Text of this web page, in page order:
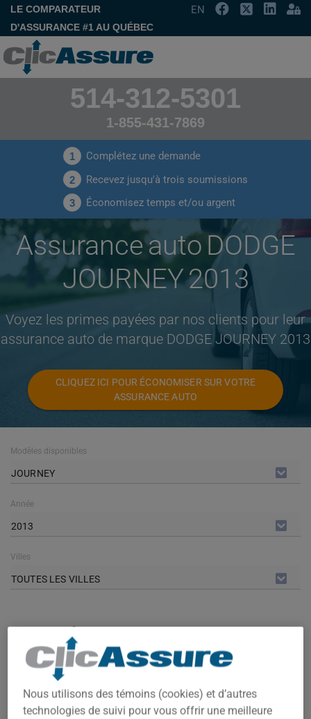
LE COMPARATEUR
D'ASSURANCE #1 AU QUÉBEC
EN
514-312-5301
1-855-431-7869
1 Complétez une demande
2 Recevez jusqu'à trois soumissions
3 Économisez temps et/ou argent
Assurance auto DODGE
JOURNEY 2013
Voyez les primes payées par nos clients pour leur
assurance auto de marque DODGE JOURNEY 2013
CLIQUEZ ICI POUR ÉCONOMISER SUR VOTRE
ASSURANCE AUTO
Modèles disponibles
JOURNEY
Année
2013
Villes
TOUTES LES VILLES
COÛTS D'ASSURANCE AUTO
DODGE JOURNEY 2013.
Nous n'avons pas encore suffisamment de données
d'assurance auto pour ce véhicule.
Nous utilisons des témoins (cookies) et d’autres
technologies de suivi pour vous offrir une meilleure